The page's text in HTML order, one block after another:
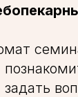
задать